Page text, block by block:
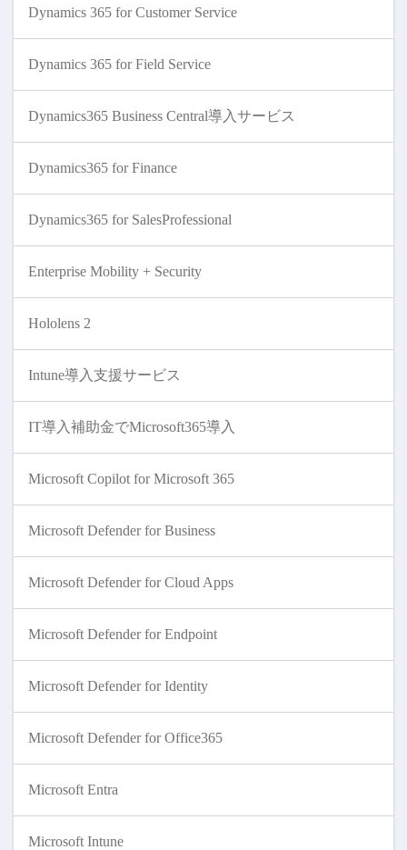
Dynamics 365 for Customer Service
Dynamics 365 for Field Service
Dynamics365 Business Central導入サービス
Dynamics365 for Finance
Dynamics365 for SalesProfessional
Enterprise Mobility + Security
Hololens 2
Intune導入支援サービス
IT導入補助金でMicrosoft365導入
Microsoft Copilot for Microsoft 365
Microsoft Defender for Business
Microsoft Defender for Cloud Apps
Microsoft Defender for Endpoint
Microsoft Defender for Identity
Microsoft Defender for Office365
Microsoft Entra
Microsoft Intune